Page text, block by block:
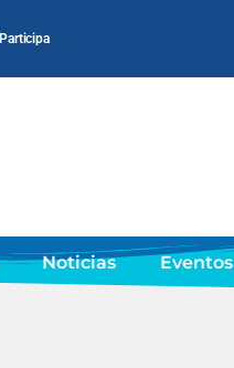
Participa
Noticias Eventos